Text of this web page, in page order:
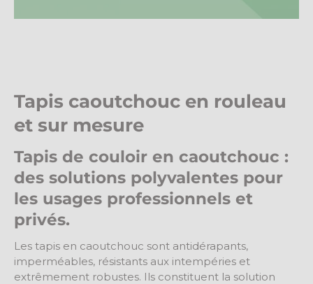
Tapis caoutchouc en rouleau
et sur mesure
Tapis de couloir en caoutchouc :
des solutions polyvalentes pour
les usages professionnels et
privés.
Les tapis en caoutchouc sont antidérapants,
imperméables, résistants aux intempéries et
extrêmement robustes. Ils constituent la solution